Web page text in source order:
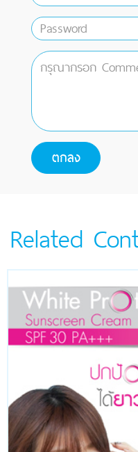
Related